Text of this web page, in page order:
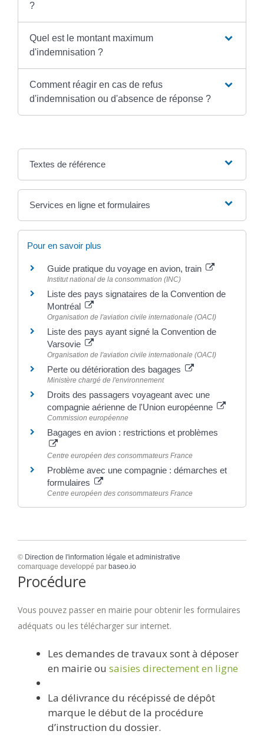
?
Quel est le montant maximum
d'indemnisation ?
Comment réagir en cas de refus
d'indemnisation ou d'absence de réponse ?
Textes de référence
Services en ligne et formulaires
Pour en savoir plus
Guide pratique du voyage en avion, train
Institut national de la consommation (INC)
Liste des pays signataires de la Convention de
Montréal
Organisation de l'aviation civile internationale (OACI)
Liste des pays ayant signé la Convention de
Varsovie
Organisation de l'aviation civile internationale (OACI)
Perte ou détérioration des bagages
Ministère chargé de l'environnement
Droits des passagers voyageant avec une
compagnie aérienne de l'Union européenne
Commission européenne
Bagages en avion : restrictions et problèmes
Centre européen des consommateurs France
Problème avec une compagnie : démarches et
formulaires
Centre européen des consommateurs France
© Direction de l'information légale et administrative
comarquage developpé par baseo.io
Procédure
Vous pouvez passer en mairie pour obtenir les formulaires
adéquats ou les télécharger sur internet.
Les demandes de travaux sont à déposer
en mairie ou saisies directement en ligne
La délivrance du récépissé de dépôt
marque le début de la procédure
d’instruction du dossier.